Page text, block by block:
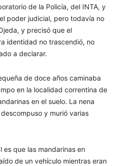
de la Policía, del INTA, y
poder judicial, pero todavía no
y precisó que el
identidad no trascendió, no
a declarar.
de doce años caminaba
en la localidad correntina de
en el suelo. La nena
y murió varias
es que las mandarinas en
de un vehículo mientras eran